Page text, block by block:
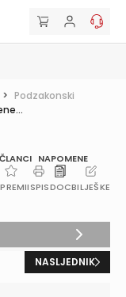
> Podzakonski
ČLANCI NAPOMENE
ISPISDOCBILJEŠKE
NASLJEDNIK